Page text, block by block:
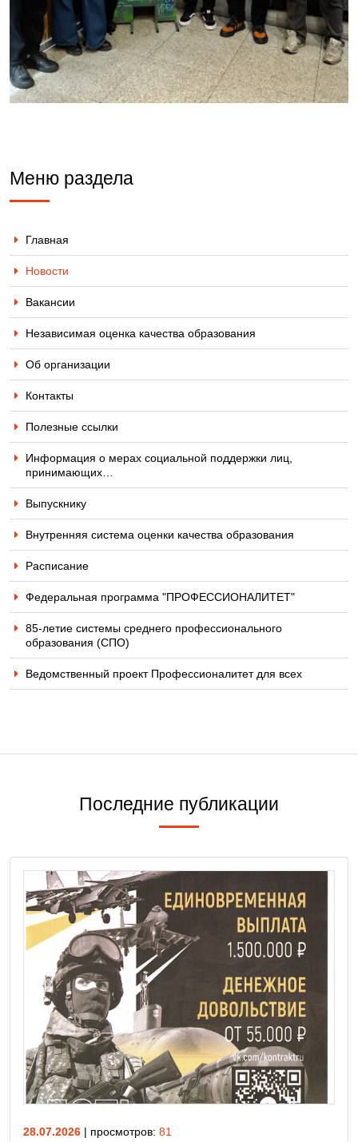
Меню раздела
Главная
Новости
Вакансии
Независимая оценка качества образования
Об организации
Контакты
Полезные ссылки
Информация о мерах социальной поддержки лиц,
принимающих…
Выпускнику
Внутренняя система оценки качества образования
Расписание
Федеральная программа "ПРОФЕССИОНАЛИТЕТ"
85-летие системы среднего профессионального
образования (СПО)
Ведомственный проект Профессионалитет для всех
Последние публикации
28.07.2026 | просмотров: 81